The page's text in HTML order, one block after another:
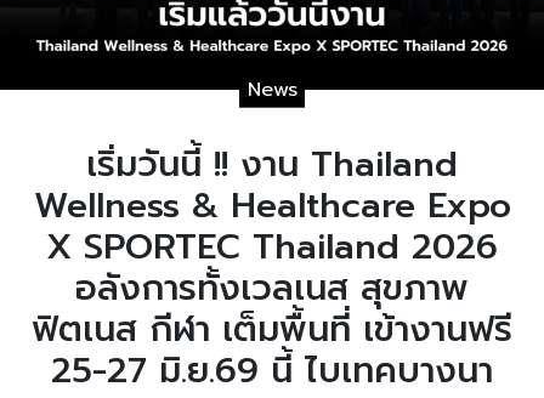
News
เริ่มวันนี้ !! งาน Thailand
Wellness & Healthcare Expo
X SPORTEC Thailand 2026
อลังการทั้งเวลเนส สุขภาพ
ฟิตเนส กีฬา เต็มพื้นที่ เข้างานฟรี
25-27 มิ.ย.69 นี้ ไบเทคบางนา